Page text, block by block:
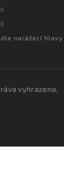
narážecí hlavy
vyhrazena.